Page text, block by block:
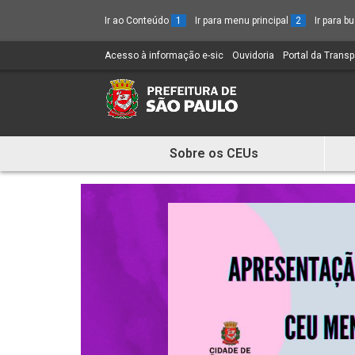
Ir ao Conteúdo 1 Ir para menu principal 2 Ir para
Acesso à informação e-sic (Link
um
novo
Ouvidoria (Link
Portal da
e
Sobre os CEUs